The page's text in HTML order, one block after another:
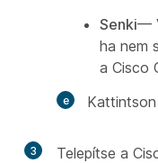
Senki—
ha nem
a Cisco
3
Telepítse a